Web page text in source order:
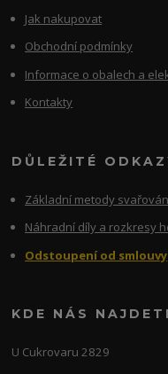
Jak nakupovat
Obchodní podmínky
Informace o obalech a
Kontakty
DŮLEŽITÉ
Základní metody
Náhradní díly a rozkresy
Odstoupení od smlouvy
KDE NÁS
U Cukrovaru 2829